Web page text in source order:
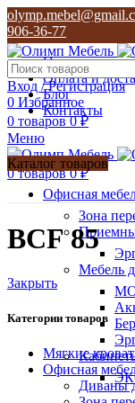
906-36-77
О нас
Оплата и
Блог
Контакты
Вход / Регистрация
0 Избранное
0 товаров 0₽
Меню
0товаров 0₽
Каталог товаров
Офисная
Зона
Мебель
BCF 85
Закрыть
Категории товаров
Мягкие
Офисная
Диваны